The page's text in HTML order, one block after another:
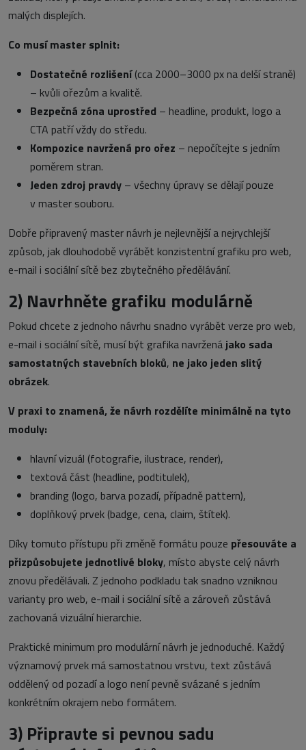
malých displejích.
Co musí master splnit:
Dostatečné rozlišení(cca 2000–3000 px na delší straně)
– kvůli ořezům a kvalitě.
Bezpečná zóna uprostřed – headline, produkt, logo a
CTA patří vždy do středu.
Kompozice navržená pro ořez – nepočítejte s jedním
poměrem stran.
Jeden zdroj pravdy – všechny úpravy se dělají pouze
v master souboru.
Dobře připravený master návrh je nejlevnější a nejrychlejší
způsob, jak dlouhodobě vyrábět konzistentní grafiku pro web,
e-mail i sociální sítě bez zbytečného předělávání.
2) Navrhněte grafiku modulárně
Pokud chcete z jednoho návrhu snadno vyrábět verze pro web,
e-mail i sociální sítě, musí být grafika navržená jako sada
samostatných stavebních bloků, ne jako jeden slitý
obrázek.
V praxi to znamená, že návrh rozdělíte minimálně na tyto
moduly:
hlavní vizuál (fotografie, ilustrace, render),
textová část (headline, podtitulek),
branding (logo, barva pozadí, případně pattern),
doplňkový prvek (badge, cena, claim, štítek).
Díky tomuto přístupu při změně formátu pouze přesouváte a
přizpůsobujete jednotlivé bloky, místo abyste celý návrh
znovu předělávali. Z jednoho podkladu tak snadno vzniknou
varianty pro web, e-mail i sociální sítě a zároveň zůstává
zachovaná vizuální hierarchie.
Praktické minimum pro modulární návrh je jednoduché. Každý
významový prvek má samostatnou vrstvu, text zůstává
oddělený od pozadí a logo není pevně svázané s jedním
konkrétním okrajem nebo formátem.
3) Připravte si pevnou sadu